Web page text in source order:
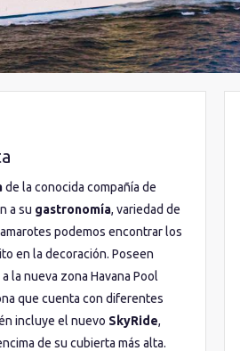
de la conocida compañía de
a su gastronomía, variedad de
podemos encontrar los
en la decoración. Poseen
la nueva zona Havana Pool
que cuenta con diferentes
incluye el nuevo SkyRide,
de su cubierta más alta.